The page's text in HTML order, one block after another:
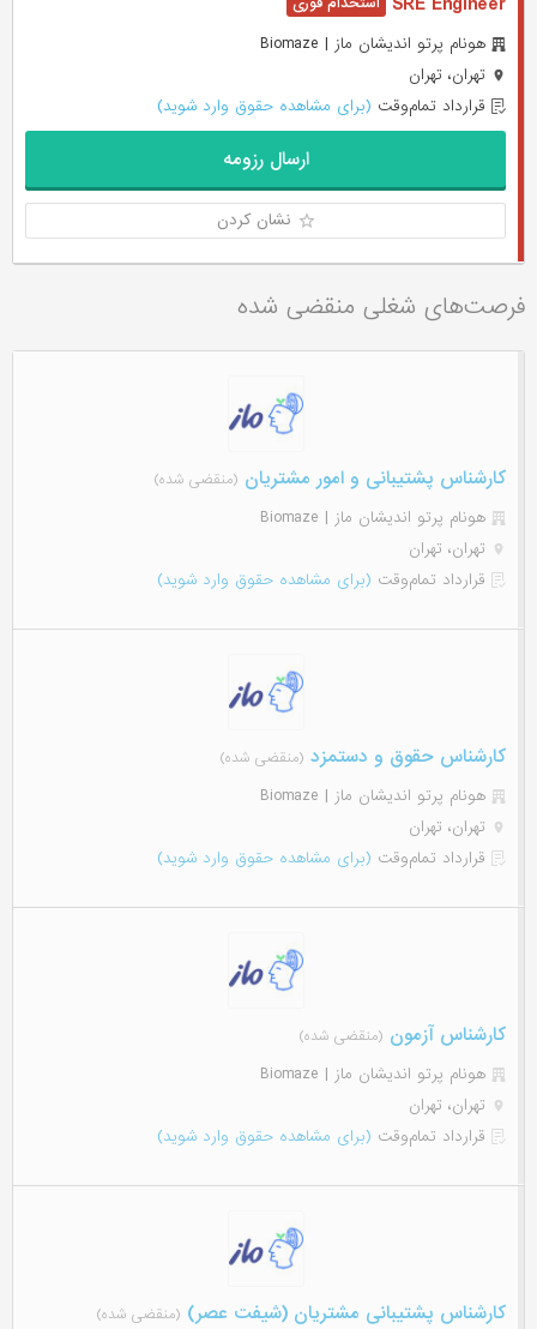
هونام پرتو اندیشان ماز | Biomaze
تهران، تهران
قرارداد تمام‌وقت (برای مشاهده حقوق وارد شوید)
ارسال رزومه
نشان کردن
فرصت‌های شغلی منقضی شده
کارشناس پشتیبانی و امور مشتریان (منقضی شده)
هونام پرتو اندیشان ماز | Biomaze
تهران، تهران
قرارداد تمام‌وقت (برای مشاهده حقوق وارد شوید)
کارشناس حقوق و دستمزد (منقضی شده)
هونام پرتو اندیشان ماز | Biomaze
تهران، تهران
قرارداد تمام‌وقت (برای مشاهده حقوق وارد شوید)
کارشناس آزمون (منقضی شده)
هونام پرتو اندیشان ماز | Biomaze
تهران، تهران
قرارداد تمام‌وقت (برای مشاهده حقوق وارد شوید)
کارشناس پشتیبانی مشتریان (شیفت عصر) (منقضی شده)